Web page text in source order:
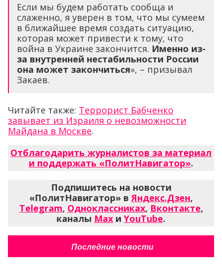
Если мы будем работать сообща и
слаженно, я уверен в том, что мы сумеем
в ближайшее время создать ситуацию,
которая может привести к тому, что
война в Украине закончится. Именно из-
за внутренней нестабильности России
она может закончиться», – призывал
Закаев.
Читайте также: Террорист Бабченко
завывает из Израиля о невозможности
Майдана в Москве.
Отблагодарить журналистов за материал
и поддержать «ПолитНавигатор».
Подпишитесь на новости
«ПолитНавигатор» в Яндекс.Дзен,
Telegram, Одноклассниках, Вконтакте,
каналы Max и YouTube.
Последние новости